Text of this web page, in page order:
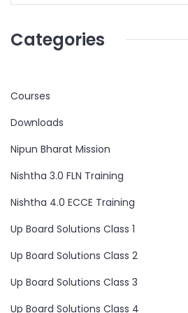
Categories
Courses
Downloads
Nipun Bharat Mission
Nishtha 3.0 FLN Training
Nishtha 4.0 ECCE Training
Up Board Solutions Class 1
Up Board Solutions Class 2
Up Board Solutions Class 3
Up Board Solutions Class 4